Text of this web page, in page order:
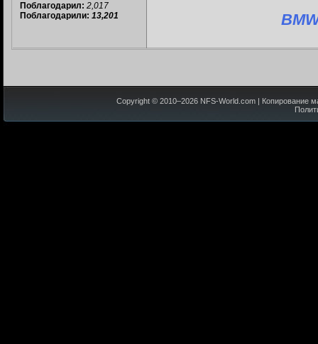
Поблагодарил: 2,017
Поблагодарили: 13,201
Copyright © 2010–2026 NFS-World.com | Копирование